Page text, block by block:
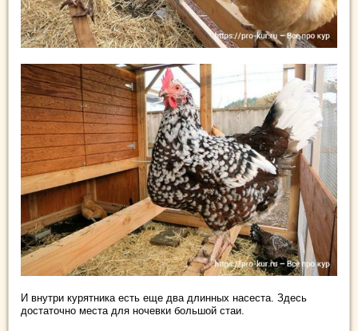
И внутри курятника есть еще два длинных насеста. Здесь
достаточно места для ночевки большой стаи.